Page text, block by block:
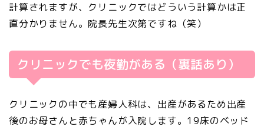
計算されますが、クリニックではどういう計算かは正
直分かりません。院長先生次第ですね（笑）
クリニックでも夜勤がある（裏話あり）
クリニックの中でも産婦人科は、出産があるため出産
後のお母さんと赤ちゃんが入院します。19床のベッド